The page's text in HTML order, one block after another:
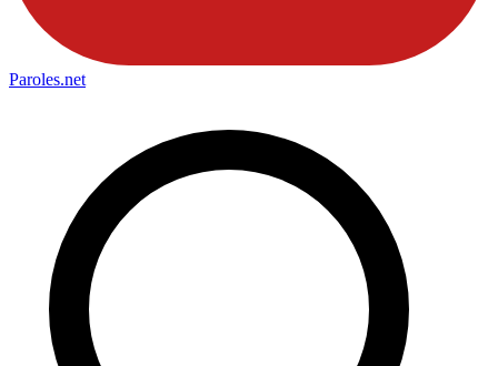
Paroles.net